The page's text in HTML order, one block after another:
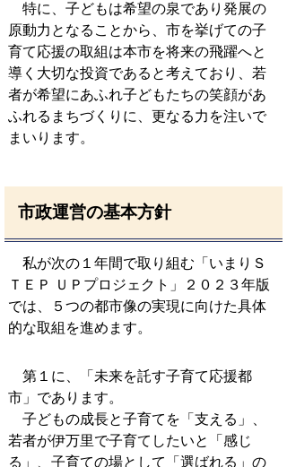
特に、子どもは希望の泉であり発展の
原動力となることから、市を挙げての子
育て応援の取組は本市を将来の飛躍へと
導く大切な投資であると考えており、若
者が希望にあふれ子どもたちの笑顔があ
ふれるまちづくりに、更なる力を注いで
まいります。
市政運営の基本方針
私が次の１年間で取り組む「いまりＳ
ＴＥＰ ＵＰプロジェクト」２０２３年版
では、５つの都市像の実現に向けた具体
的な取組を進めます。
第１に、「未来を託す子育て応援都
市」であります。
子どもの成長と子育てを「支える」、
若者が伊万里で子育てしたいと「感じ
る」、子育ての場として「選ばれる」の